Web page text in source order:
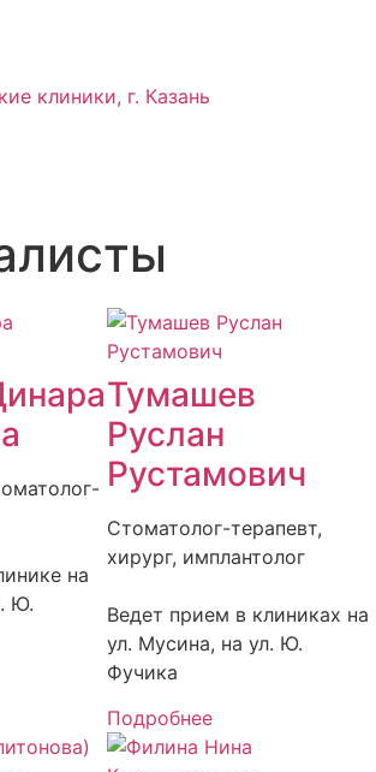
клиники, г. Казань
на
Ю.
Тумашев
Руслан
Рустамович
Стоматолог-терапевт,
хирург, имплантолог
Ведет прием в клиниках на
ул. Мусина, на ул. Ю.
Фучика
Подробнее